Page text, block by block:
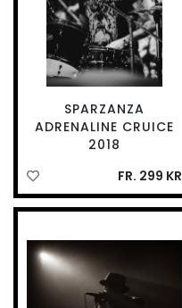
SPARZANZA
ADRENALINE CRUICE
2018
FR. 299 KR